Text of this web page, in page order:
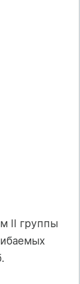
II группы